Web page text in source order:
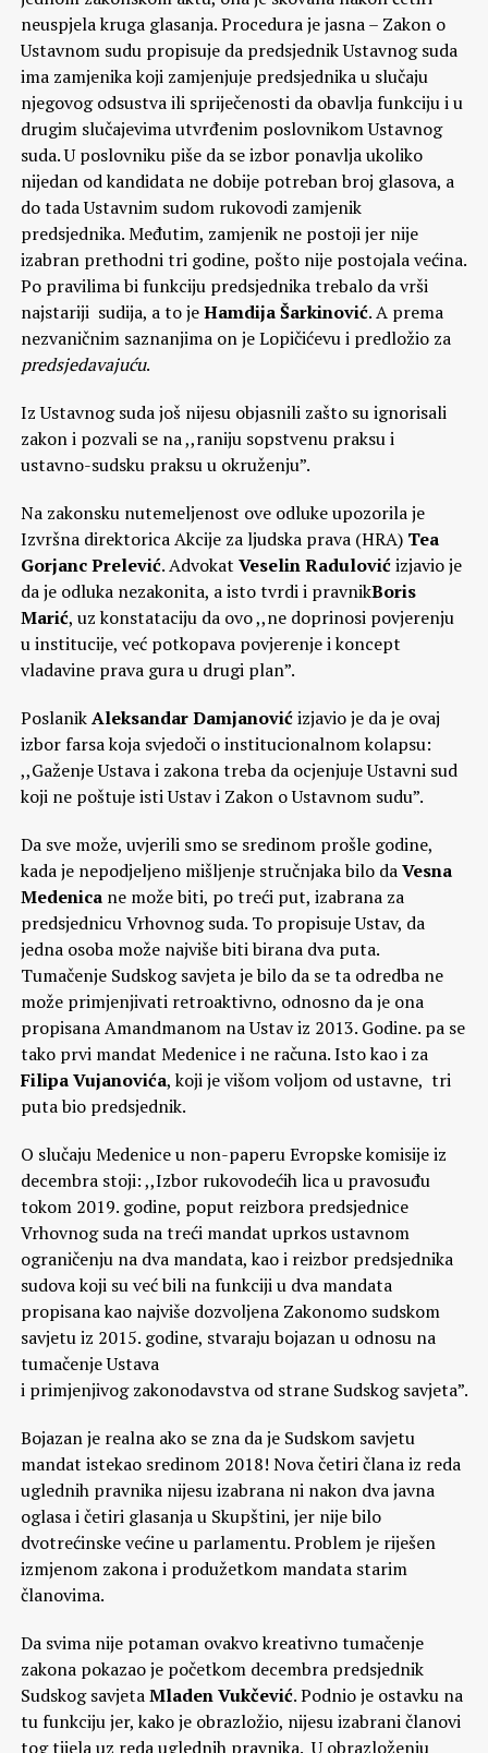
neuspjela kruga glasanja. Procedura je jasna – Zakon o
Ustavnom sudu propisuje da predsjednik Ustavnog suda
ima zamjenika koji zamjenjuje predsjednika u slučaju
njegovog odsustva ili spriječenosti da obavlja funkciju i u
drugim slučajevima utvrđenim poslovnikom Ustavnog
suda. U poslovniku piše da se izbor ponavlja ukoliko
nijedan od kandidata ne dobije potreban broj glasova, a
do tada Ustavnim sudom rukovodi zamjenik
predsjednika. Međutim, zamjenik ne postoji jer nije
izabran prethodni tri godine, pošto nije postojala većina.
Po pravilima bi funkciju predsjednika trebalo da vrši
najstariji sudija, a to jeHamdija Šarkinović. A prema
nezvaničnim saznanjima on je Lopičićevu i predložio za
predsjedavajuću.
Iz Ustavnog suda još nijesu objasnili zašto su ignorisali
zakon i pozvali se na ,,raniju sopstvenu praksu i
ustavno-sudsku praksu u okruženju”.
Na zakonsku nutemeljenost ove odluke upozorila je
Izvršna direktorica Akcije za ljudska prava (HRA) Tea
Gorjanc Prelević. Advokat Veselin Radulovićizjavio je
da je odluka nezakonita, a isto tvrdi i pravnikBoris
Marić, uz konstataciju da ovo ,,ne doprinosi povjerenju
u institucije, već potkopava povjerenje i koncept
vladavine prava gura u drugi plan”.
PoslanikAleksandar Damjanovićizjavio je da je ovaj
izbor farsa koja svjedoči o institucionalnom kolapsu:
,,Gaženje Ustava i zakona treba da ocjenjuje Ustavni sud
koji ne poštuje isti Ustav i Zakon o Ustavnom sudu”.
Da sve može, uvjerili smo se sredinom prošle godine,
kada je nepodjeljeno mišljenje stručnjaka bilo daVesna
Medenicane može biti, po treći put, izabrana za
predsjednicu Vrhovnog suda. To propisuje Ustav, da
jedna osoba može najviše biti birana dva puta.
Tumačenje Sudskog savjeta je bilo da se ta odredba ne
može primjenjivati retroaktivno, odnosno da je ona
propisana Amandmanom na Ustav iz 2013. Godine. pa se
tako prvi mandat Medenice i ne računa. Isto kao i za
Filipa Vujanovića, koji je višom voljom od ustavne, tri
puta bio predsjednik.
O slučaju Medenice u non-paperu Evropske komisije iz
decembra stoji: ,,Izbor rukovodećih lica u pravosuđu
tokom 2019. godine, poput reizbora predsjednice
Vrhovnog suda na treći mandat uprkos ustavnom
ograničenju na dva mandata, kao i reizbor predsjednika
sudova koji su već bili na funkciji u dva mandata
propisana kao najviše dozvoljena Zakonomo sudskom
savjetu iz 2015. godine, stvaraju bojazan u odnosu na
tumačenje Ustava
i primjenjivog zakonodavstva od strane Sudskog savjeta”.
Bojazan je realna ako se zna da je Sudskom savjetu
mandat istekao sredinom 2018! Nova četiri člana iz reda
uglednih pravnika nijesu izabrana ni nakon dva javna
oglasa i četiri glasanja u Skupštini, jer nije bilo
dvotrećinske većine u parlamentu. Problem je riješen
izmjenom zakona i produžetkom mandata starim
članovima.
Da svima nije potaman ovakvo kreativno tumačenje
zakona pokazao je početkom decembra predsjednik
Sudskog savjetaMladen Vukčević. Podnio je ostavku na
tu funkciju jer, kako je obrazložio, nijesu izabrani članovi
tog tijela uz reda uglednih pravnika. U obrazloženju